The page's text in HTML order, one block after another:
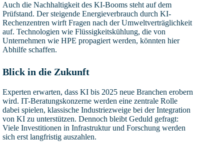
Auch die Nachhaltigkeit des KI-Booms steht auf dem
Prüfstand. Der steigende Energieverbrauch durch KI-
Rechenzentren wirft Fragen nach der Umweltverträglichkeit
auf. Technologien wie Flüssigkeitskühlung, die von
Unternehmen wie HPE propagiert werden, könnten hier
Abhilfe schaffen.
Blick in die Zukunft
Experten erwarten, dass KI bis 2025 neue Branchen erobern
wird. IT-Beratungskonzerne werden eine zentrale Rolle
dabei spielen, klassische Industriezweige bei der Integration
von KI zu unterstützen. Dennoch bleibt Geduld gefragt:
Viele Investitionen in Infrastruktur und Forschung werden
sich erst langfristig auszahlen.